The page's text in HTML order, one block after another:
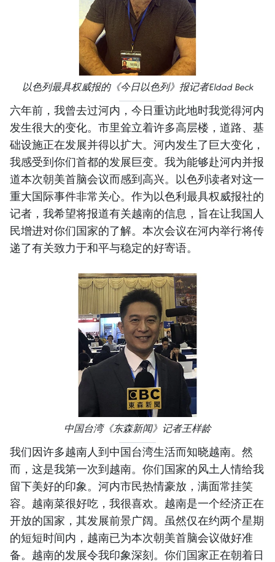
以色列最具权威报的《今日以色列》报记者Eldad Beck
六年前，我曾去过河内，今日重访此地时我觉得河内
发生很大的变化。市里耸立着许多高层楼，道路、基
础设施正在发展并得以扩大。河内发生了巨大变化，
我感受到你们首都的发展巨变。我为能够赴河内并报
道本次朝美首脑会议而感到高兴。以色列读者对这一
重大国际事件非常关心。作为以色利最具权威报社的
记者，我希望将报道有关越南的信息，旨在让我国人
民增进对你们国家的了解。本次会议在河内举行将传
递了有关致力于和平与稳定的好寄语。
中国台湾《东森新闻》记者王样龄
我们因许多越南人到中国台湾生活而知晓越南。然
而，这是我第一次到越南。你们国家的风土人情给我
留下美好的印象。河内市民热情豪放，满面常挂笑
容。越南菜很好吃，我很喜欢。越南是一个经济正在
开放的国家，其发展前景广阔。虽然仅在约两个星期
的短短时间内，越南已为本次朝美首脑会议做好准
备。越南的发展令我印象深刻。你们国家正在朝着日